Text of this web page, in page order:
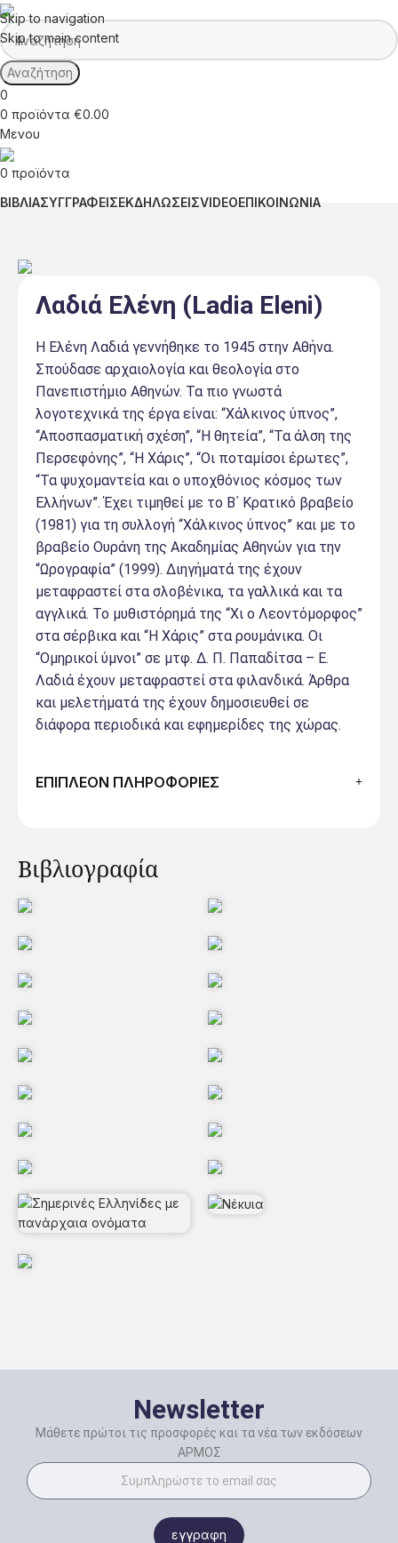
Skip to navigation
Skip to main content
Αναζήτηση
0
0 προϊόντα €0.00
Μενου
0 προϊόντα
ΒΙΒΛΙΑΣΥΓΓΡΑΦΕΙΣΕΚΔΗΛΩΣΕΙΣVIDEOΕΠΙΚΟΙΝΩΝΙΑ
Λαδιά Ελένη (Ladia Eleni)
Η Ελένη Λαδιά γεννήθηκε το 1945 στην Αθήνα.
Σπούδασε αρχαιολογία και θεολογία στο
Πανεπιστήμιο Αθηνών. Τα πιο γνωστά
λογοτεχνικά της έργα είναι: “Χάλκινος ύπνος”,
“Αποσπασματική σχέση”, “Η θητεία”, “Τα άλση της
Περσεφόνης”, “Η Χάρις”, “Οι ποταμίσοι έρωτες”,
“Τα ψυχομαντεία και ο υποχθόνιος κόσμος των
Ελλήνων”. Έχει τιμηθεί με το Β΄ Κρατικό βραβείο
(1981) για τη συλλογή “Χάλκινος ύπνος” και με το
βραβείο Ουράνη της Ακαδημίας Αθηνών για την
“Ωρογραφία” (1999). Διηγήματά της έχουν
μεταφραστεί στα σλοβένικα, τα γαλλικά και τα
αγγλικά. Το μυθιστόρημά της “Χι ο Λεοντόμορφος”
στα σέρβικα και “Η Χάρις” στα ρουμάνικα. Οι
“Ομηρικοί ύμνοι” σε μτφ. Δ. Π. Παπαδίτσα – Ε.
Λαδιά έχουν μεταφραστεί στα φιλανδικά. Άρθρα
και μελετήματά της έχουν δημοσιευθεί σε
διάφορα περιοδικά και εφημερίδες της χώρας.
ΕΠΙΠΛΕΟΝ ΠΛΗΡΟΦΟΡΙΕΣ
Βιβλιογραφία
Newsletter
Μάθετε πρώτοι τις προσφορές και τα νέα των εκδόσεων
ΑΡΜΟΣ
εγγραφη